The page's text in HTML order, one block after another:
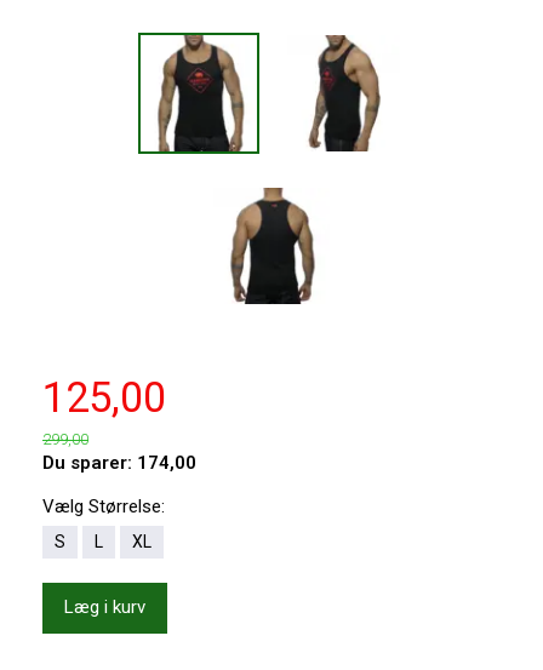
125,00
299,00
Du sparer: 174,00
Vælg Størrelse:
S L XL
Læg i kurv